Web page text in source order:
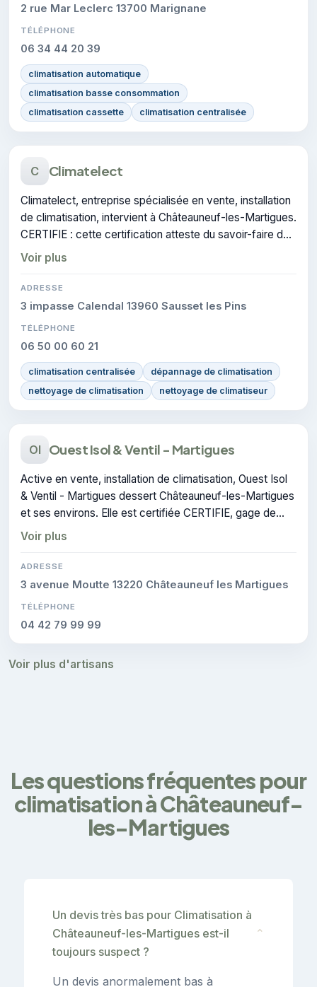
2 rue Mar Leclerc 13700 Marignane
TÉLÉPHONE
06 34 44 20 39
climatisation automatique
climatisation basse consommation
climatisation cassette
climatisation centralisée
C Climatelect
Climatelect, entreprise spécialisée en vente, installation
de climatisation, intervient à Châteauneuf-les-Martigues.
CERTIFIE : cette certification atteste du savoir-faire de
l'entreprise.
Voir plus
ADRESSE
3 impasse Calendal 13960 Sausset les Pins
TÉLÉPHONE
06 50 00 60 21
climatisation centralisée
dépannage de climatisation
nettoyage de climatisation
nettoyage de climatiseur
OI Ouest Isol & Ventil - Martigues
Active en vente, installation de climatisation, Ouest Isol
& Ventil - Martigues dessert Châteauneuf-les-Martigues
et ses environs. Elle est certifiée CERTIFIE, gage de
conformité sur les interventions réalisées.
Voir plus
ADRESSE
3 avenue Moutte 13220 Châteauneuf les Martigues
TÉLÉPHONE
04 42 79 99 99
Voir plus d'artisans
Les questions fréquentes pour
climatisation à Châteauneuf-
les-Martigues
Un devis très bas pour Climatisation à
Châteauneuf-les-Martigues est-il
toujours suspect ?
⌄
Un devis anormalement bas à